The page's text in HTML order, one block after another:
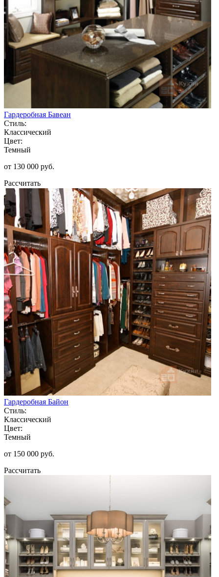
Гардеробная Бавеан
Стиль:
Классический
Цвет:
Темный
от 130 000 руб.
Рассчитать
Гардеробная Байон
Стиль:
Классический
Цвет:
Темный
от 150 000 руб.
Рассчитать